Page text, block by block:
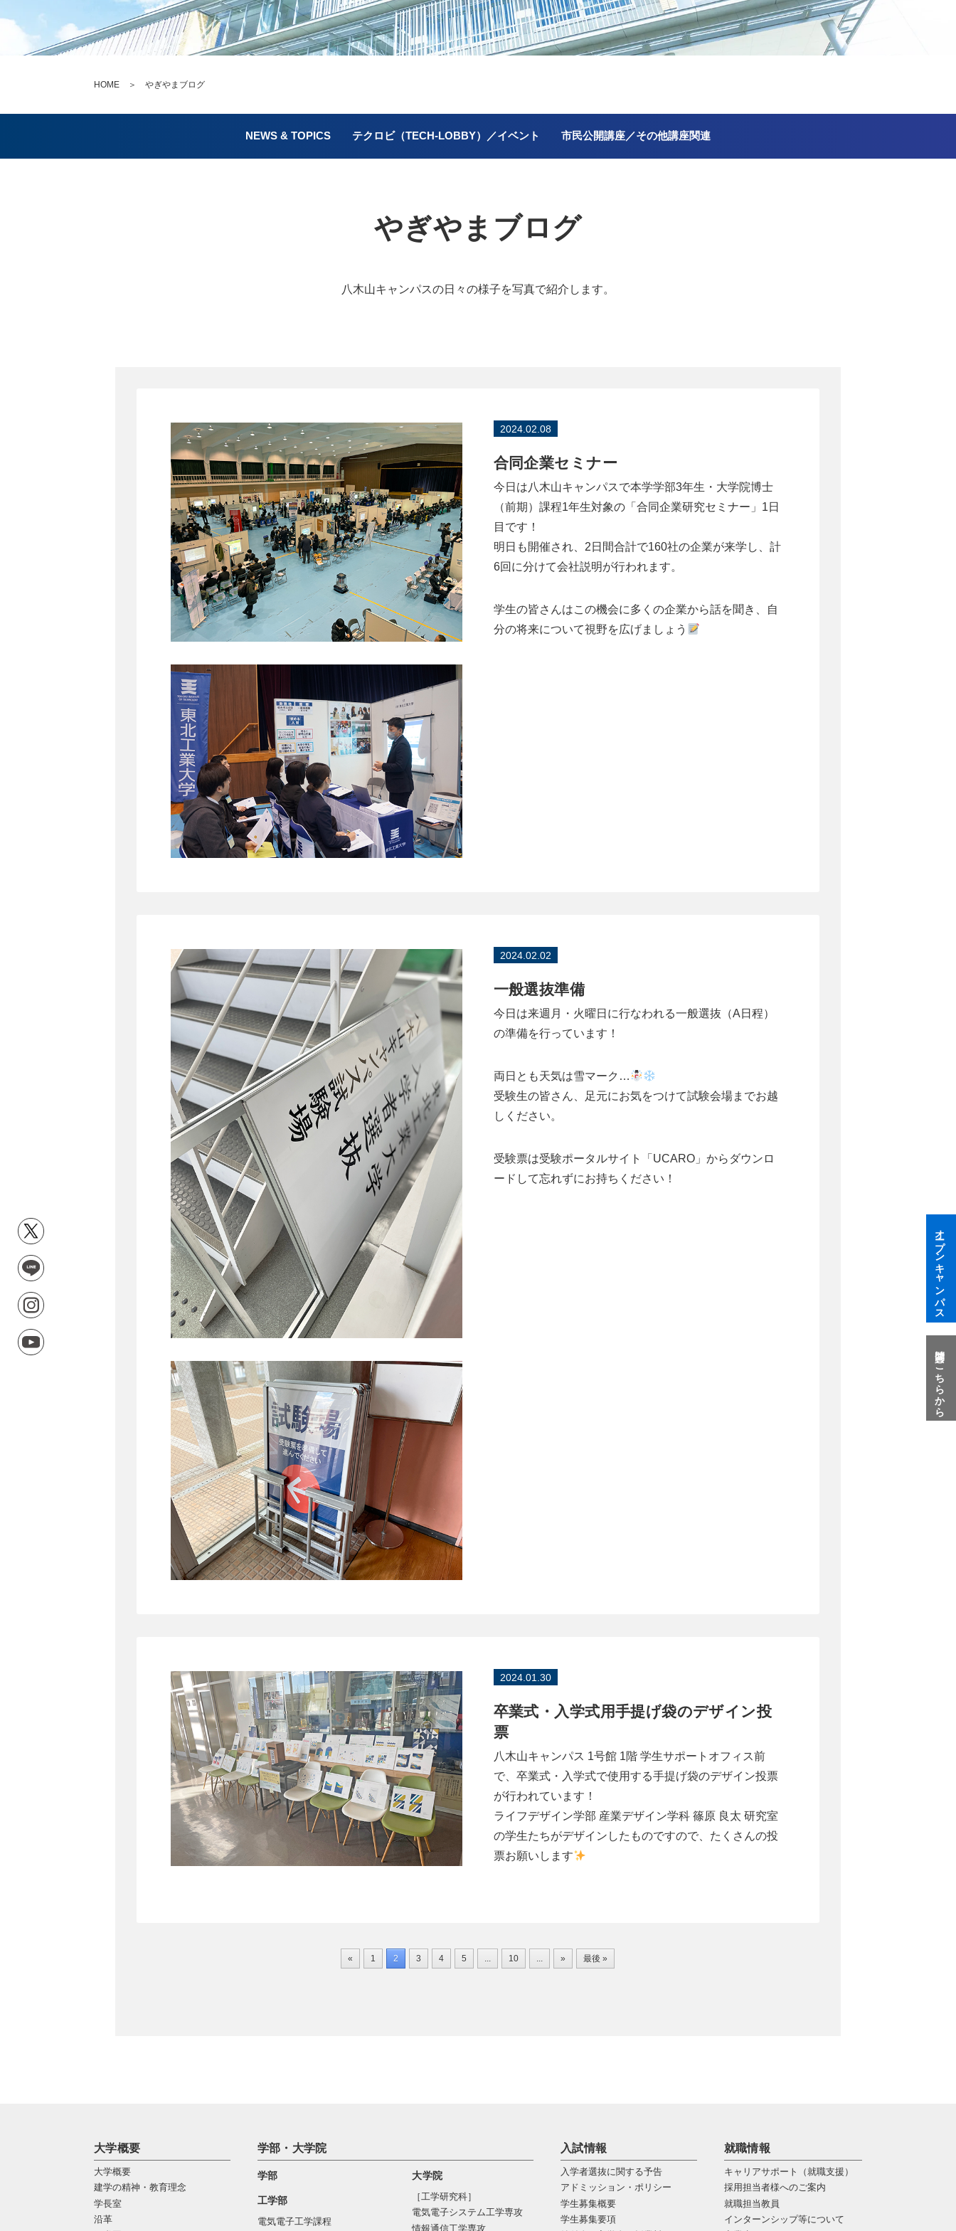
HOME ＞ やぎやまブログ
NEWS & TOPICS テクロビ（TECH-LOBBY）／イベント 市民公開講座／その他講座関連
やぎやまブログ
八木山キャンパスの日々の様子を写真で紹介します。
2024.02.08
合同企業セミナー
今日は八木山キャンパスで本学学部3年生・大学院博士
（前期）課程1年生対象の「合同企業研究セミナー」1日
目です！
明日も開催され、2日間合計で160社の企業が来学し、計
6回に分けて会社説明が行われます。
学生の皆さんはこの機会に多くの企業から話を聞き、自
分の将来について視野を広げましょう
2024.02.02
一般選抜準備
今日は来週月・火曜日に行なわれる一般選抜（A日程）
の準備を行っています！
両日とも天気は雪マーク…
受験生の皆さん、足元にお気をつけて試験会場までお越
しください。
受験票は受験ポータルサイト「UCARO」からダウンロ
ードして忘れずにお持ちください！
2024.01.30
卒業式・入学式用手提げ袋のデザイン投
票
八木山キャンパス 1号館 1階 学生サポートオフィス前
で、卒業式・入学式で使用する手提げ袋のデザイン投票
が行われています！
ライフデザイン学部 産業デザイン学科 篠原 良太 研究室
の学生たちがデザインしたものですので、たくさんの投
票お願いします
« 1 2 3 4 5 ... 10 ... » 最後 »
大学概要
大学概要
建学の精神・教育理念
学長室
沿革
学部・大学院
学部
工学部
電気電子工学課程
大学院
［工学研究科］
電気電⼦システム⼯学専攻
情報通信⼯学専攻
入試情報
入学者選抜に関する予告
アドミッション・ポリシー
学生募集概要
学生募集要項
就職情報
キャリアサポート（就職支援）
採用担当者様へのご案内
就職担当教員
インターンシップ等について
オープンキャンパス
質問はこちらから